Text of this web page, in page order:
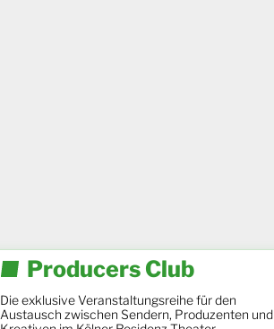
Producers Club
Die exklusive Veranstaltungsreihe für den
Austausch zwischen Sendern, Produzenten und